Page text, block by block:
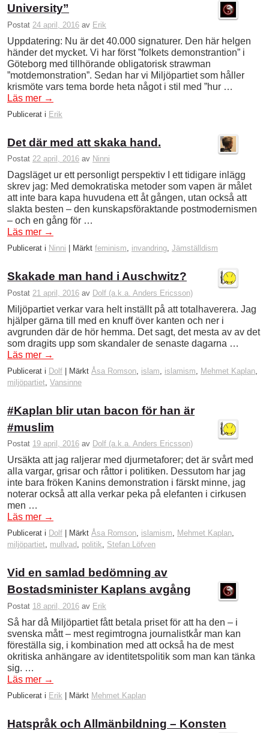
University”
Postat 24 april, 2016 av Erik
Uppdatering: Nu är det 40.000 signaturer. Den här helgen
händer det mycket. Vi har först ”folkets demonstrantion” i
Göteborg med tillhörande obligatorisk strawman
”motdemonstration”. Sedan har vi Miljöpartiet som håller
krismöte vars tema borde heta något i stil med ”hur …
Läs mer →
Publicerat i Erik
Det där med att skaka hand.
Postat 22 april, 2016 av Ninni
Dagsläget ur ett personligt perspektiv I ett tidigare inlägg
skrev jag: Med demokratiska metoder som vapen är målet
att inte bara kapa huvudena ett åt gången, utan också att
slakta besten – den kunskapsföraktande postmodernismen
– och en gång för …
Läs mer →
Publicerat i Ninni Märkt feminism, invandring, Jämställdism
Skakade man hand i Auschwitz?
Postat 21 april, 2016 av Dolf (a.k.a. Anders Ericsson)
Miljöpartiet verkar vara helt inställt på att totalhaverera. Jag
hjälper gärna till med en knuff över kanten och ner i
avgrunden där de hör hemma. Det sagt, det mesta av av det
som dragits upp som skandaler de senaste dagarna …
Läs mer →
Publicerat i Dolf | Märkt Åsa Romson islam islamism Mehmet Kaplan
miljöpartiet Vansinne
#Kaplan blir utan bacon för han är
#muslim
Postat 19 april, 2016 av Dolf (a.k.a. Anders Ericsson)
Ursäkta att jag raljerar med djurmetaforer; det är svårt med
alla vargar, grisar och råttor i politiken. Dessutom har jag
inte bara fröken Kanins demonstration i färskt minne, jag
noterar också att alla verkar peka på elefanten i cirkusen
men …
Läs mer →
Publicerat i Dolf Märkt Åsa Romson, islamism, Mehmet Kaplan,
miljöpartiet, mullvad , politik, Stefan Löfven
Vid en samlad bedömning av
Bostadsminister Kaplans avgång
Postat 18 april, 2016 av Erik
Så har då Miljöpartiet fått betala priset för att ha den – i
svenska mått – mest regimtrogna journalistkår man kan
föreställa sig, i kombination med att också ha de mest
okritiska anhängare av identitetspolitik som man kan tänka
sig. …
Läs mer →
Publicerat i Erik | Märkt Mehmet Kaplan
Hatspråk och Allmänbildning – Konsten